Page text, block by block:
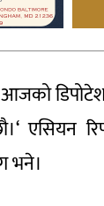
एसियन
भने।